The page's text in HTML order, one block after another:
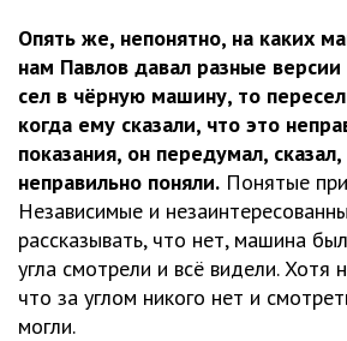
Опять же, непонятно, на каких
нам Павлов давал разные
сел в чёрную машину, то
когда ему сказали, что это
показания, он передумал,
неправильно поняли. Понятые
Независимые и
рассказывать, что нет, машина
угла смотрели и всё видели. Хотя
что за углом никого нет и
могли.